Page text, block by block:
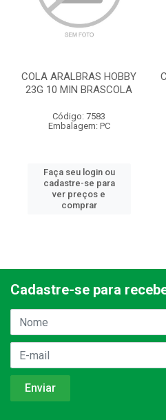
COLA ARALBRAS HOBBY
23G 10 MIN BRASCOLA
Código: 7583
Embalagem: PC
Faça seu login ou
cadastre-se para
ver preços e
comprar
Cadastre-se para